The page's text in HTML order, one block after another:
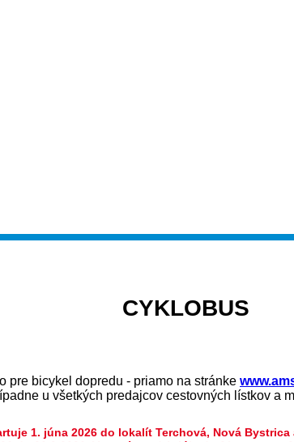
CYKLOBUS
pre bicykel dopredu - priamo na stránke
u všetkých predajcov cestovných lístkov a
1. júna 2026 do lokalít Terchová, Nová